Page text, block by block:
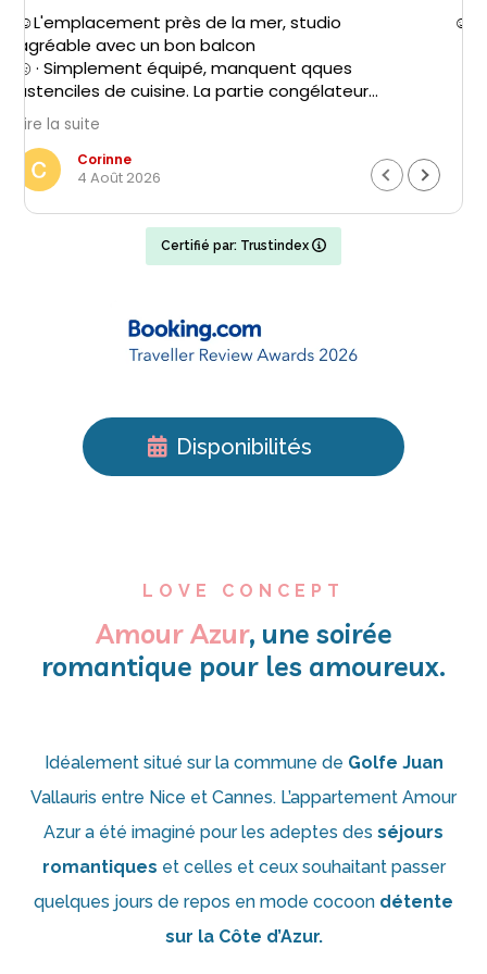
☺La situation l hygiène la déco
Hélène
27 Juillet 2026
Certifié par: Trustindex
Disponibilités
LOVE CONCEPT
Amour Azur, une soirée
romantique pour les amoureux.
Idéalement situé sur la commune de Golfe Juan
Vallauris entre Nice et Cannes. L’appartement Amour
Azur a été imaginé pour les adeptes des séjours
romantiques et celles et ceux souhaitant passer
quelques jours de repos en mode cocoon détente
sur la Côte d’Azur.